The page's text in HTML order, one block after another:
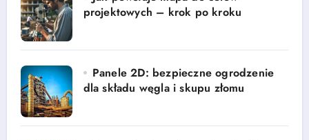
projektowych – krok po kroku
Panele 2D: bezpieczne ogrodzenie
dla składu węgla i skupu złomu